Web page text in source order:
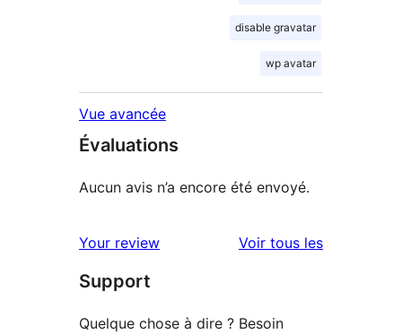
disable gravatar
wp avatar
Vue avancée
Évaluations
Aucun avis n’a encore été envoyé.
Your review Voir tous lesavis
Support
Quelque chose à dire ? Besoin